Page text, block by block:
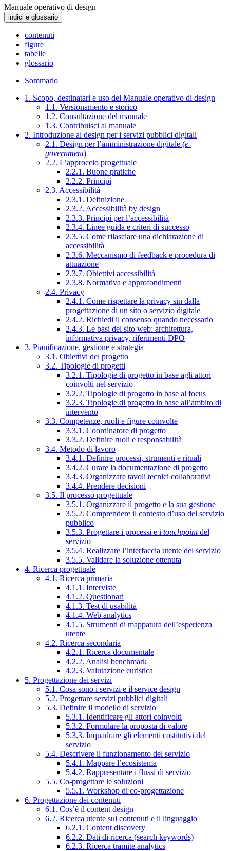
Manuale operativo di design
indici e glossario
contenuti
figure
tabelle
glossario
Sommario
1. Scopo, destinatari e uso del Manuale operativo di design
1.1. Versionamento e storico
1.2. Consultazione del manuale
1.3. Contribuisci al manuale
2. Introduzione al design per i servizi pubblici digitali
2.1. Design per l’amministrazione digitale (e-
government)
2.2. L’approccio progettuale
2.2.1. Buone pratiche
2.2.2. Principi
2.3. Accessibilità
2.3.1. Definizione
2.3.2. Accessibilità by design
2.3.3. Principi per l’accessibilità
2.3.4. Linee guida e criteri di successo
2.3.5. Come rilasciare una dichiarazione di
accessibilità
2.3.6. Meccanismo di feedback e procedura di
attuazione
2.3.7. Obiettivi accessibilità
2.3.8. Normativa e approfondimenti
2.4. Privacy
2.4.1. Come rispettare la privacy sin dalla
progettazione di un sito o servizio digitale
2.4.2. Richiedi il consenso quando necessario
2.4.3. Le basi del sito web: architettura,
informativa privacy, riferimenti DPO
3. Pianificazione, gestione e strategia
3.1. Obiettivi del progetto
3.2. Tipologie di progetti
3.2.1. Tipologie di progetto in base agli attori
coinvolti nel servizio
3.2.2. Tipologie di progetto in base al focus
3.2.3. Tipologie di progetto in base all’ambito di
intervento
3.3. Competenze, ruoli e figure coinvolte
3.3.1. Coordinatore di progetto
3.3.2. Definire ruoli e responsabilità
3.4. Metodo di lavoro
3.4.1. Definire processi, strumenti e rituali
3.4.2. Curare la documentazione di progetto
3.4.3. Organizzare tavoli tecnici collaborativi
3.4.4. Prendere decisioni
3.5. Il processo progettuale
3.5.1. Organizzare il progetto e la sua gestione
3.5.2. Comprendere il contesto d’uso del servizio
pubblico
3.5.3. Progettare i processi e i touchpointdel
servizio
3.5.4. Realizzare l’interfaccia utente del servizio
3.5.5. Validare la soluzione ottenuta
4. Ricerca progettuale
4.1. Ricerca primaria
4.1.1. Interviste
4.1.2. Questionari
4.1.3. Test di usabilità
4.1.4. Web analytics
4.1.5. Strumenti di mappatura dell’esperienza
utente
4.2. Ricerca secondaria
4.2.1. Ricerca documentale
4.2.2. Analisi benchmark
4.2.3. Valutazione euristica
5. Progettazione dei servizi
5.1. Cosa sono i servizi e il service design
5.2. Progettare servizi pubblici digitali
5.3. Definire il modello di servizio
5.3.1. Identificare gli attori coinvolti
5.3.2. Formulare la proposta di valore
5.3.3. Inquadrare gli elementi costitutivi del
servizio
5.4. Descrivere il funzionamento del servizio
5.4.1. Mappare l’ecosistema
5.4.2. Rappresentare i flussi di servizio
5.5. Co-progettare le soluzioni
5.5.1. Workshop di co-progettazione
6. Progettazione dei contenuti
6.1. Cos’è il content design
6.2. Ricerca utente sui contenuti e il linguaggio
6.2.1. Content discovery
6.2.2. Dati di ricerca (search keywords)
6.2.3. Ricerca tramite analytics